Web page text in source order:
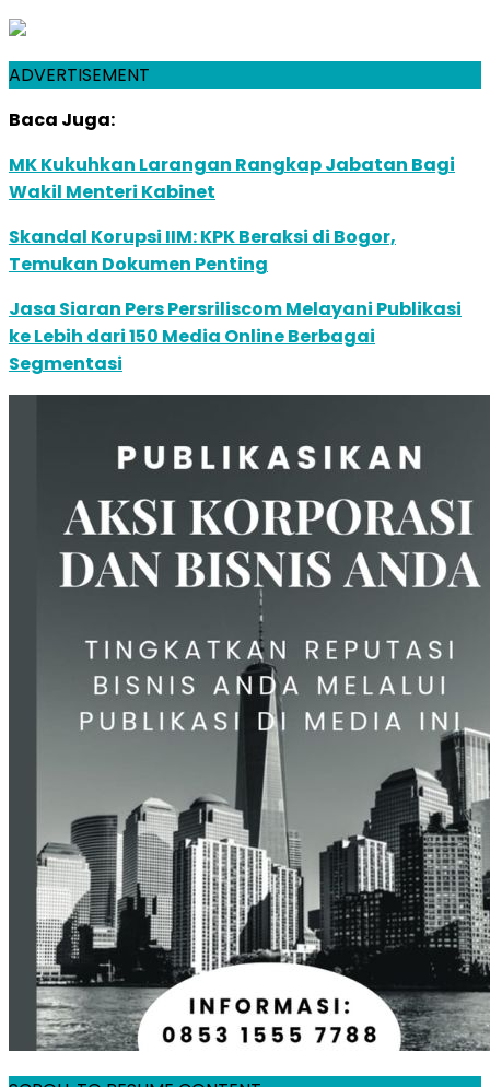
ADVERTISEMENT
Baca Juga:
MK Kukuhkan Larangan Rangkap Jabatan Bagi
Wakil Menteri Kabinet
Skandal Korupsi IIM: KPK Beraksi di Bogor,
Temukan Dokumen Penting
Jasa Siaran Pers Persriliscom Melayani Publikasi
ke Lebih dari 150 Media Online Berbagai
Segmentasi